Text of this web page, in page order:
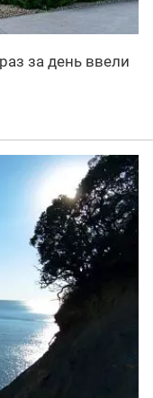
за день ввели